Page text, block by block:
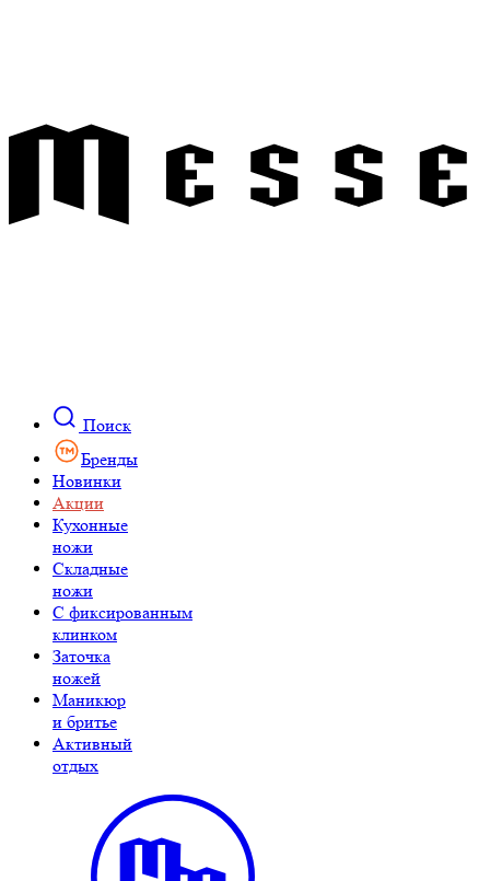
Поиск
Бренды
Новинки
Акции
Кухонные
ножи
Складные
ножи
C фиксированным
клинком
Заточка
ножей
Маникюр
и бритье
Активный
отдых